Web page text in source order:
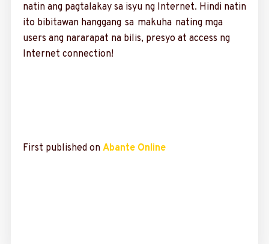
natin ang pagtala­kay sa isyu ng Internet. Hindi natin
ito bibitawan hanggang sa makuha nating mga
users ang nararapat na bilis, presyo at access ng
Internet connection!
First published on Abante Online